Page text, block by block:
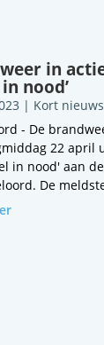
in
nood’
| Kort nieuws
- De
22 april
in nood' aan
De